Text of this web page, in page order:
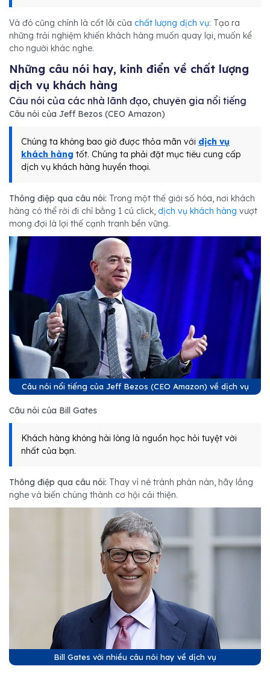
Và đó cũng chính là cốt lõi của chất lượng dịch vụ: Tạo ra
những trải nghiệm khiến khách hàng muốn quay lại, muốn kể
cho người khác nghe.
Những câu nói hay, kinh điển về chất lượng
dịch vụ khách hàng
Câu nói của các nhà lãnh đạo, chuyên gia nổi tiếng
Câu nói của Jeff Bezos (CEO Amazon)
Chúng ta không bao giờ được thỏa mãn với dịch vụ
khách hàng tốt. Chúng ta phải đặt mục tiêu cung cấp
dịch vụ khách hàng huyền thoại.
Thông điệp qua câu nói: Trong một thế giới số hóa, nơi khách
hàng có thể rời đi chỉ bằng 1 cú click, dịch vụ khách hàng vượt
mong đợi là lợi thế cạnh tranh bền vững.
Câu nói nổi tiếng của Jeff Bezos (CEO Amazon) về dịch vụ
Câu nói của Bill Gates
Khách hàng không hài lòng là nguồn học hỏi tuyệt vời
nhất của bạn.
Thông điệp qua câu nói: Thay vì né tránh phàn nàn, hãy lắng
nghe và biến chúng thành cơ hội cải thiện.
Bill Gates với nhiều câu nói hay về dịch vụ